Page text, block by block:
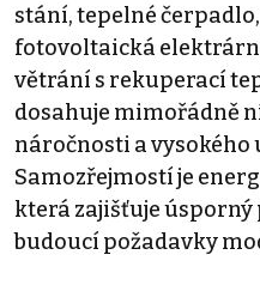
stání, tepelné
fotovoltaická
větrání s rekuperací
dosahuje mimořádně
náročnosti a
Samozřejmostí je
která zajišťuje
budoucí požadavky